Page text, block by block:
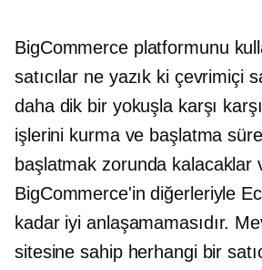
BigCommerce platformunu
satıcılar ne yazık ki çevrimiçi
daha dik bir yokuşla karşı
işlerini kurma ve başlatma
başlatmak zorunda kalacaklar
BigCommerce'in diğerleriyle
kadar iyi anlaşamamasıdır.
sitesine sahip herhangi bir